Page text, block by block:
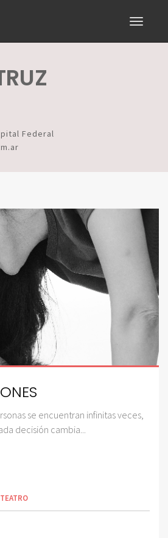
Toggle
Federal
se encuentran infinitas veces,
decisión cambia...
TEATRO